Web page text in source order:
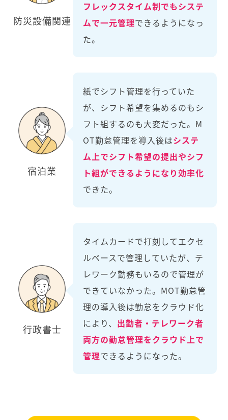
防災設備関連
フレックスタイム制でもシステ
ムで一元管理できるようになっ
た。
宿泊業
紙でシフト管理を行っていた
が、シフト希望を集めるのもシ
フト組するのも大変だった。M
OT勤怠管理を導入後はシステ
ム上でシフト希望の提出やシフ
ト組ができるようになり効率化
できた。
行政書士
タイムカードで打刻してエクセ
ルベースで管理していたが、テ
レワーク勤務もいるので管理が
できていなかった。MOT勤怠管
理の導入後は勤怠をクラウド化
により、 出勤者・テレワーク者
両方の勤怠管理をクラウド上で
管理できるようになった。